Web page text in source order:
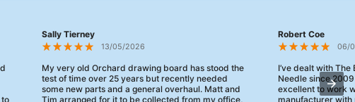
to
Sally Tierney
13/05/2026
My very old Orchard drawing board has stood the
test of time over 25 years but recently needed
some new parts and a general overhaul. Matt and
Tim arranged for it to be collected from my office,
Robert Coe
06/
I’ve dealt with
Needle since
excellent to work
manufacturer with